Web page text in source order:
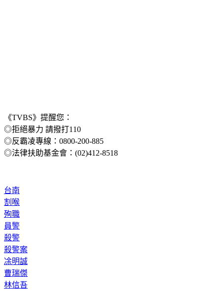
《TVBS》提醒您：
◎拒絕暴力 請撥打110
◎反霸凌專線：0800-200-885
◎法律扶助基金會：(02)412-8518
台南
割喉
殉職
員警
殺警
殺警案
凃明誠
曹瑞傑
林信吾